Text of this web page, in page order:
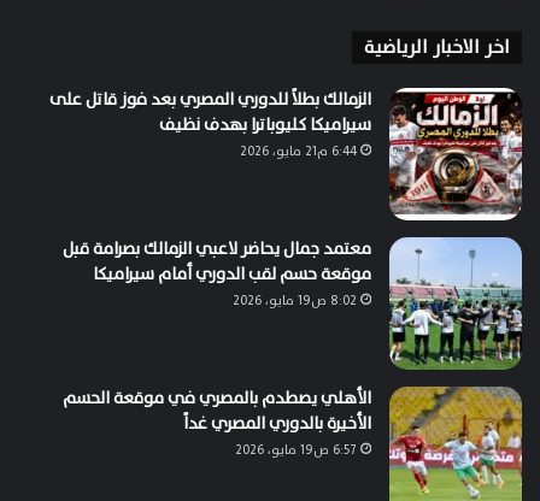
اخر الاخبار الرياضية
الزمالك بطلاً للدوري المصري بعد فوز قاتل على
سيراميكا كليوباترا بهدف نظيف
6:44 م21 مايو، 2026
معتمد جمال يحاضر لاعبي الزمالك بصرامة قبل
موقعة حسم لقب الدوري أمام سيراميكا
8:02 ص19 مايو، 2026
الأهلي يصطدم بالمصري في موقعة الحسم
الأخيرة بالدوري المصري غداً
6:57 ص19 مايو، 2026